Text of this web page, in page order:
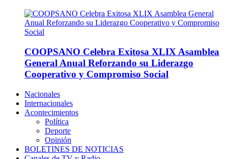
COOPSANO Celebra Exitosa XLIX Asamblea
General Anual Reforzando su Liderazgo
Cooperativo y Compromiso Social
Nacionales
Internacionales
Acontecimientos
Política
Deporte
Opinión
BOLETINES DE NOTICIAS